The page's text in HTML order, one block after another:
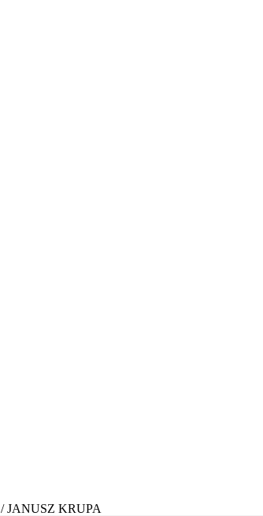
/ JANUSZ KRUPA